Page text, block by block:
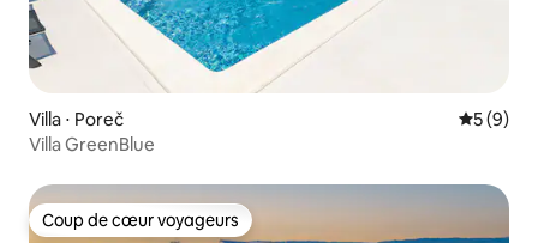
Villa ⋅ Poreč
5 (9)
Villa GreenBlue
Coup de cœur voyageurs
Coup de cœur voyageurs